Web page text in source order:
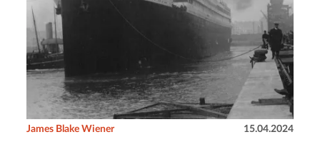
James Blake Wiener 15.04.2024